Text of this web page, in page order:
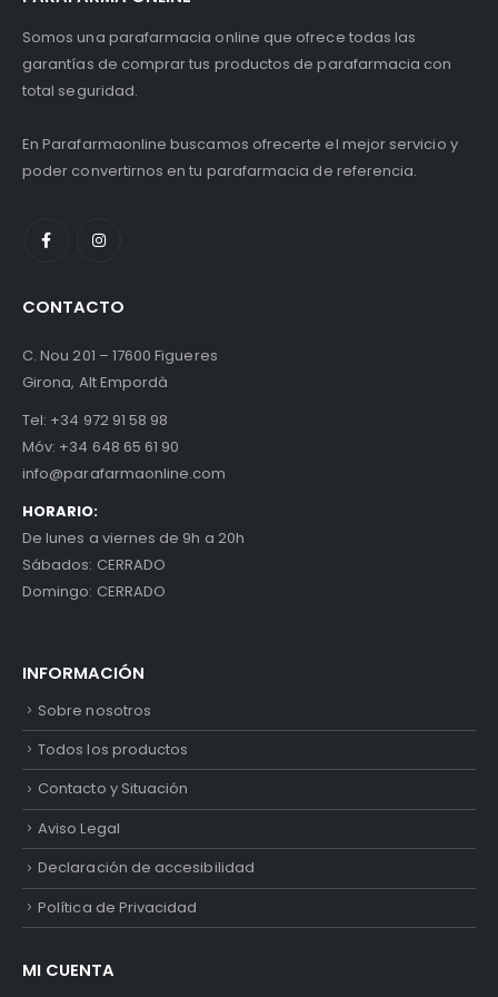
Somos una parafarmacia online que ofrece todas las
garantías de comprar tus productos de parafarmacia con
total seguridad.
En Parafarmaonline buscamos ofrecerte el mejor servicio y
poder convertirnos en tu parafarmacia de referencia.
CONTACTO
C. Nou 201 – 17600 Figueres
Girona, Alt Empordà
Tel: +34 972 91 58 98
Móv: +34 648 65 61 90
info@parafarmaonline.com
HORARIO:
De lunes a viernes de 9h a 20h
Sábados: CERRADO
Domingo: CERRADO
INFORMACIÓN
Sobre nosotros
Todos los productos
Contacto y Situación
Aviso Legal
Declaración de accesibilidad
Política de Privacidad
MI CUENTA